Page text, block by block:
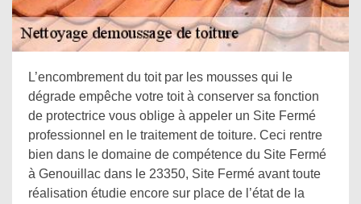
L’encombrement du toit par les mousses qui le
dégrade empêche votre toit à conserver sa fonction
de protectrice vous oblige à appeler un Site Fermé
professionnel en le traitement de toiture. Ceci rentre
bien dans le domaine de compétence du Site Fermé
à Genouillac dans le 23350, Site Fermé avant toute
réalisation étudie encore sur place de l’état de la